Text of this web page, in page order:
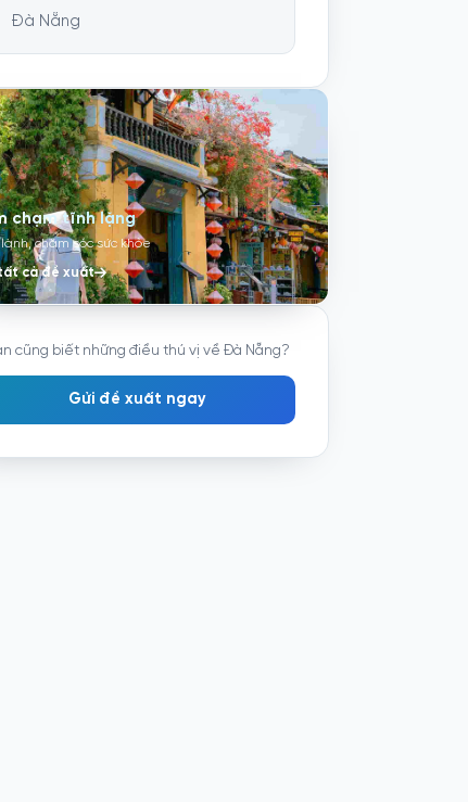
Đà Nẵng
chạm tĩnh lặng
chăm sóc sức khỏe
cả đề xuất
cũng biết những điều thú vị về Đà Nẵng?
Gửi đề xuất ngay